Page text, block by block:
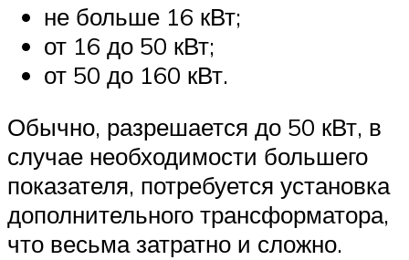
не больше 16 кВт;
от 16 до 50 кВт;
от 50 до 160 кВт.
Обычно, разрешается до 50 кВт, в
случае необходимости большего
показателя, потребуется установка
дополнительного трансформатора,
что весьма затратно и сложно.